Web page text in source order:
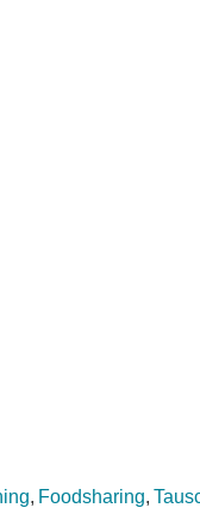
Foodsharing